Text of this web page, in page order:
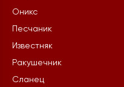
Оникс
Песчаник
Известняк
Ракушечник
Сланец